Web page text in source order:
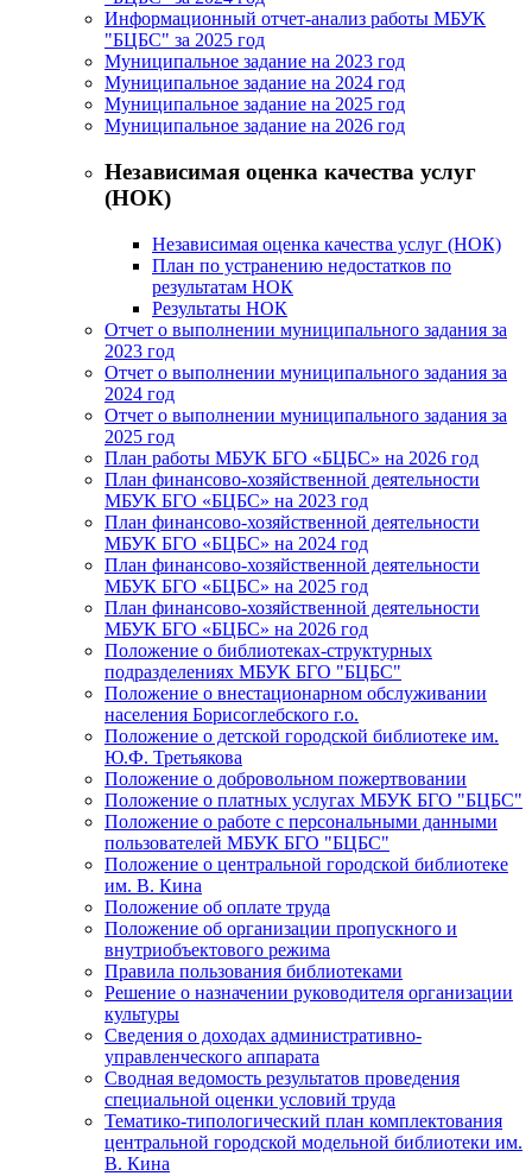
Информационный отчет-анализ работы МБУК
"БЦБС" за 2025 год
Муниципальное задание на 2023 год
Муниципальное задание на 2024 год
Муниципальное задание на 2025 год
Муниципальное задание на 2026 год
Независимая оценка качества услуг
(НОК)
Независимая оценка качества услуг (НОК)
План по устранению недостатков по
результатам НОК
Результаты НОК
Отчет о выполнении муниципального задания за
2023 год
Отчет о выполнении муниципального задания за
2024 год
Отчет о выполнении муниципального задания за
2025 год
План работы МБУК БГО «БЦБС» на 2026 год
План финансово-хозяйственной деятельности
МБУК БГО «БЦБС» на 2023 год
План финансово-хозяйственной деятельности
МБУК БГО «БЦБС» на 2024 год
План финансово-хозяйственной деятельности
МБУК БГО «БЦБС» на 2025 год
План финансово-хозяйственной деятельности
МБУК БГО «БЦБС» на 2026 год
Положение о библиотеках-структурных
подразделениях МБУК БГО "БЦБС"
Положение о внестационарном обслуживании
населения Борисоглебского г.о.
Положение о детской городской библиотеке им.
Ю.Ф. Третьякова
Положение о добровольном пожертвовании
Положение о платных услугах МБУК БГО "БЦБС"
Положение о работе с персональными данными
пользователей МБУК БГО "БЦБС"
Положение о центральной городской библиотеке
им. В. Кина
Положение об оплате труда
Положение об организации пропускного и
внутриобъектового режима
Правила пользования библиотеками
Решение о назначении руководителя организации
культуры
Сведения о доходах административно-
управленческого аппарата
Сводная ведомость результатов проведения
специальной оценки условий труда
Тематико-типологический план комплектования
центральной городской модельной библиотеки им.
В. Кина